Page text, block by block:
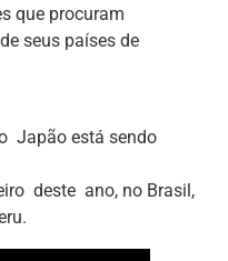
que procuram
seus países de
Japão está sendo
deste ano, no Brasil,